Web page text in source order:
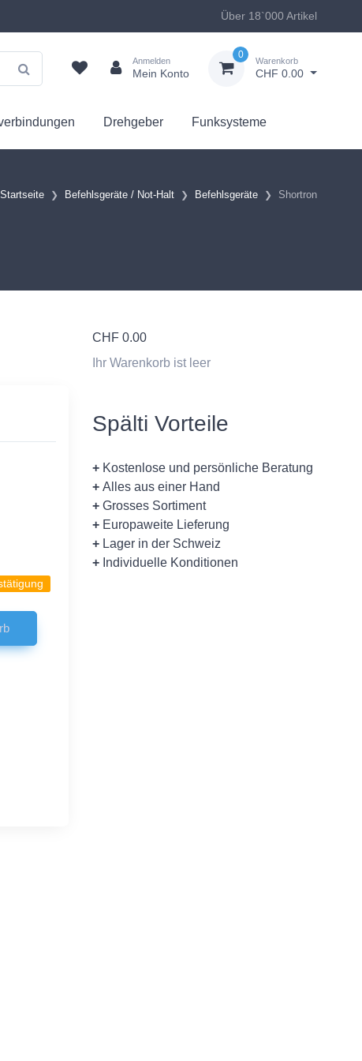
Über 18`000 Artikel
Anmelden
Mein Konto
0
Warenkorb
CHF 0.00
Drehgeber Funksysteme
Startseite Befehlsgeräte / Not-Halt Befehlsgeräte Shortron
CHF 0.00
Ihr Warenkorb ist leer
Spälti Vorteile
+ Kostenlose und persönliche Beratung
+ Alles aus einer Hand
+ Grosses Sortiment
+ Europaweite Lieferung
+ Lager in der Schweiz
+ Individuelle Konditionen